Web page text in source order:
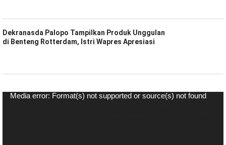
Dekranasda Palopo Tampilkan Produk Unggulan
di Benteng Rotterdam, Istri Wapres Apresiasi
Pemutar
Media error: Format(s) not supported or source(s) not found